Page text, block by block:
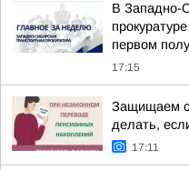
В Западно-
первом
17:15
Защищаем
делать,
17:11